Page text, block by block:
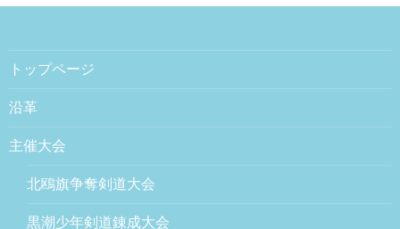
トップページ
沿革
主催大会
北鴎旗争奪剣道大会
黒潮少年剣道錬成大会